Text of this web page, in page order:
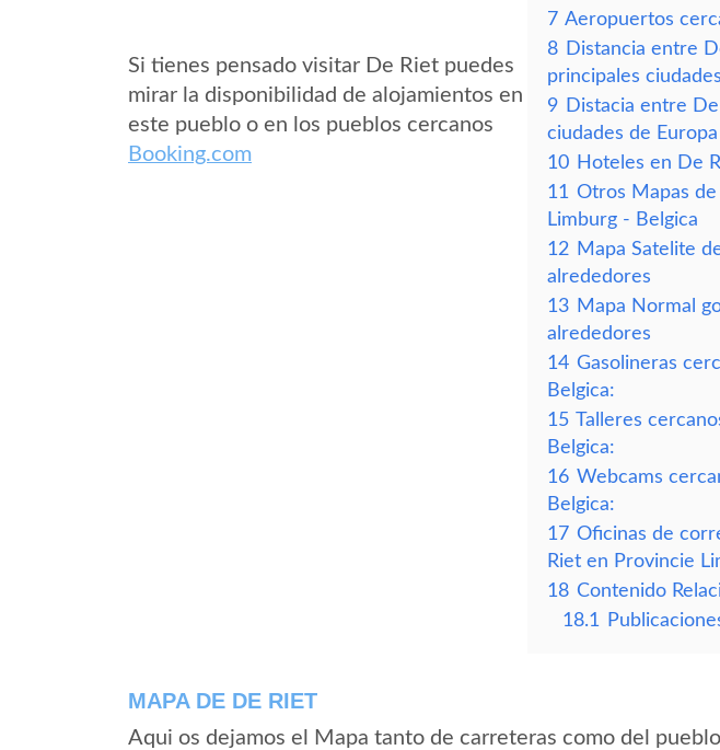
Si tienes pensado visitar De Riet puedes
mirar la disponibilidad de alojamientos en
este pueblo o en los pueblos cercanos
Booking.com
7 Aeropuertos
8 Distancia entre
principales
9 Distacia entre
ciudades de Europa
10 Hoteles en De
11 Otros Mapas
Limburg - Belgica
12 Mapa Satelite
alrededores
13 Mapa Normal
alrededores
14 Gasolineras
Belgica:
15 Talleres
Belgica:
16 Webcams
Belgica:
17 Oficinas de
Riet en Provincie
18 Contenido
18.1
MAPA DE DE RIET
Aqui os dejamos el Mapa tanto de carreteras como del